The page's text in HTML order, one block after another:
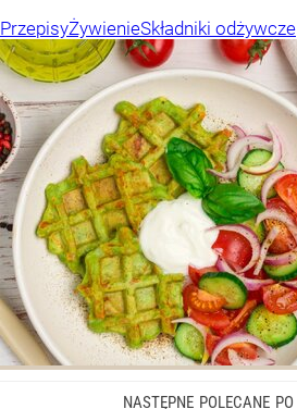
PrzepisyŻywienieSkładniki odżywcze